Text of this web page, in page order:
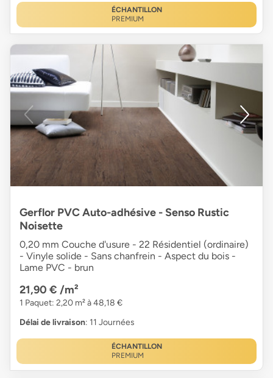
ÉCHANTILLON
PREMIUM
Gerflor PVC Auto-adhésive - Senso Rustic
Noisette
0,20 mm Couche d'usure - 22 Résidentiel (ordinaire)
- Vinyle solide - Sans chanfrein - Aspect du bois -
Lame PVC - brun
21,90 € /m²
1 Paquet: 2,20 m² à 48,18 €
Délai de livraison: 11 Journées
ÉCHANTILLON
PREMIUM